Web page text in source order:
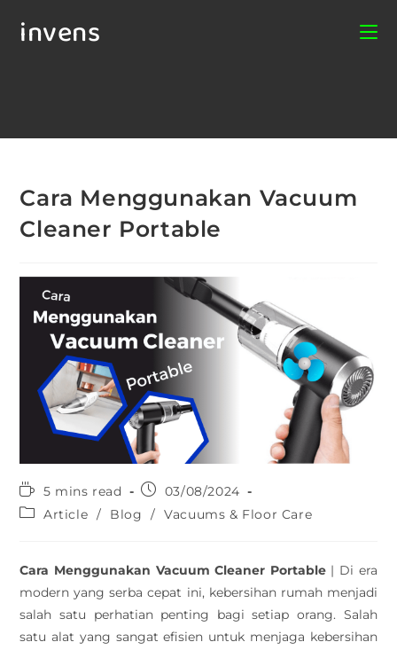
invens
Cara Menggunakan Vacuum
Cleaner Portable
5 mins read
03/08/2024
Article / Blog / Vacuums & Floor Care
Cara Menggunakan Vacuum Cleaner Portable| Di era
modern yang serba cepat ini, kebersihan rumah menjadi
salah satu perhatian penting bagi setiap orang. Salah
satu alat yang sangat efisien untuk menjaga kebersihan